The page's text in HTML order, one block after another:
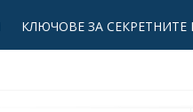
КЛЮЧОВЕ ЗА СЕКРЕТНИТЕ